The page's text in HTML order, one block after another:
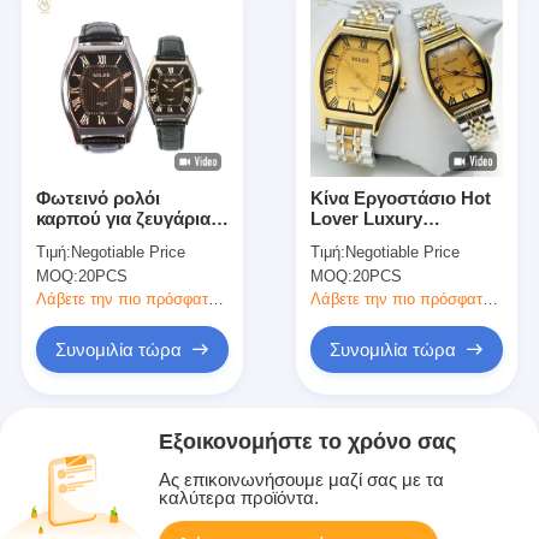
Φωτεινό ρολόι
καρπού για ζευγάρια
ιμάντα
Τιμή: Negotiable Price
MOQ:20PCS
Λάβετε την πιο πρόσφατη τιμή
Συνομιλία τώρα
Κίνα Εργοστάσιο Hot
Lover Luxury
Χρυσό Κλασικό
Αδιάβροχο Ζευγάρι
Ρολόι
Τιμή: Negotiable Price
MOQ:20PCS
Λάβετε την πιο πρόσφατη τιμή
Συνομιλία τώρα
Εξοικονομήστε το χρόνο σας
Ας επικοινωνήσουμε μαζί σας με τα
καλύτερα προϊόντα.